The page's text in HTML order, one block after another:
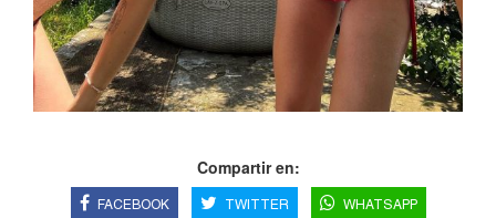
Compartir en:
FACEBOOK TWITTER WHATSAPP